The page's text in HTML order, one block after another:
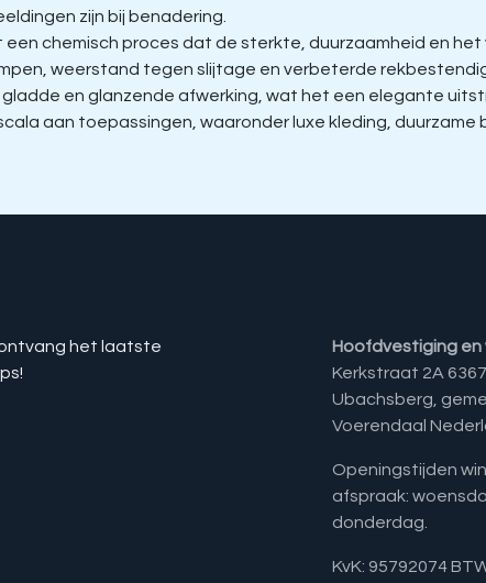
zijn bij benadering.
chemisch proces dat de sterkte, duurzaamheid en
weerstand tegen slijtage en verbeterde
en glanzende afwerking, wat het een elegante
aan toepassingen, waaronder luxe kleding,
ontvang het laatste
Hoofdvestiging en
Kerkstraat 2A
Ubachsberg,
Voerendaal
Openingstijden
afspraak:
donderdag.
KvK: 95792074